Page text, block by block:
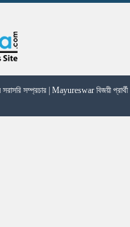
সম্প্রচার | Mayureswar বিজয়ী প্রার্থী